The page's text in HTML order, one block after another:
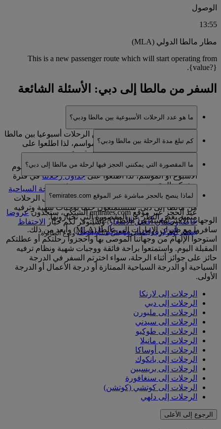
الوصول
13:55
مطار مالطا الدولي (MLA)
This is a new passenger route which will start operating from
{value?}.
السفر من مالطا إلى دبي: الأسئلة الشائعة
ما هو عدد الرحلات الأسبوعية بين مالطا ودبي؟
تشغل طيران الإمارات حاليا 7 من الرحلات أسبوعيا بين مالطا
ودبي. وقد يختلف ذلك باختلاف المواسم، لذا اطلعوا على
جداول رحلاتنافي فترة سفركم المقررة.
كم تبلغ مدة الرحلة بين مالطا ودبي؟
الدقائق. وقد يختلف ذلك اعتمادا على الرحلة المحددة أو يوم
الأسبوع أو الموسم، لذا اطلعوا علىجداول رحلاتنافي فترة
سفركم المقررة.
ما المقصورة التي يمكنني الحجز فيها لرحلة من مالطا إلى دبي؟
الدرجة السياحية
الممتازة*أودرجة الأعمالأوالدرجة الأولى*على الرحلات
من مالطا إلى دبي. ستستمتعون حتما بوجبات شهية وترفيه
متميز بغض النظر عن المقصورة التي تختارونها.
*يعتمد توفر درجة المقصورة على مسار الرحلة ونوع الطائرة.
لماذا ينصح بالحجز مباشرة عبر الموقع emirates.com؟
عند الحجز عبر موقع emirates.com الشبكي، ستجدون
عروضا
خاصةوضمان أفضل الأسعار. وسيتوفر لكم خيار
الاحتفاظ
بسعر التذكرةواختيار مقعدكم المفضل.
الوجهات الأكثر شعبية من مالطا (MLA)
سافروا مع طيران الإمارات إلى مالطا (MLA) وأبعد من ذلك.
استوحوا الإلهام من وجهاتنا الموصى بها واحجزوا رحلتكم أو عطلتكم
المقبلة اليوم. واستمتعوا براحة فائقة ووجبات شهية ونظام ترفيه
حائز على جوائز أثناء الرحلة، سواء اخترتم السفر في الدرجة
السياحية أو الدرجة السياحية الممتازة أو درجة الأعمال أو الدرجة
الأولى.
الرحلات إلى لارنكا
الرحلات إلى دبي
الرحلات إلى ملبورن
الرحلات إلى سيدني
الرحلات إلى طوكيو
الرحلات إلى مانيلا
الرحلات إلى أوساكا
الرحلات إلى بانكوك
الرحلات إلى بريسبين
الرحلات إلى سنغافورة
الرحلات إلى كوتشي (كوتشن)
الرحلات إلى دلهي
الرجوع إلى الأعلى